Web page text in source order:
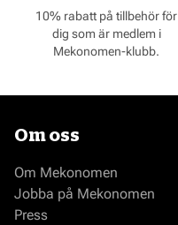
10% rabatt på tillbehör för
dig som är medlem i
Mekonomen-klubb.
Om oss
Om Mekonomen
Jobba på Mekonomen
Press